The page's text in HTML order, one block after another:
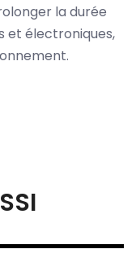
la durée
et électroniques,